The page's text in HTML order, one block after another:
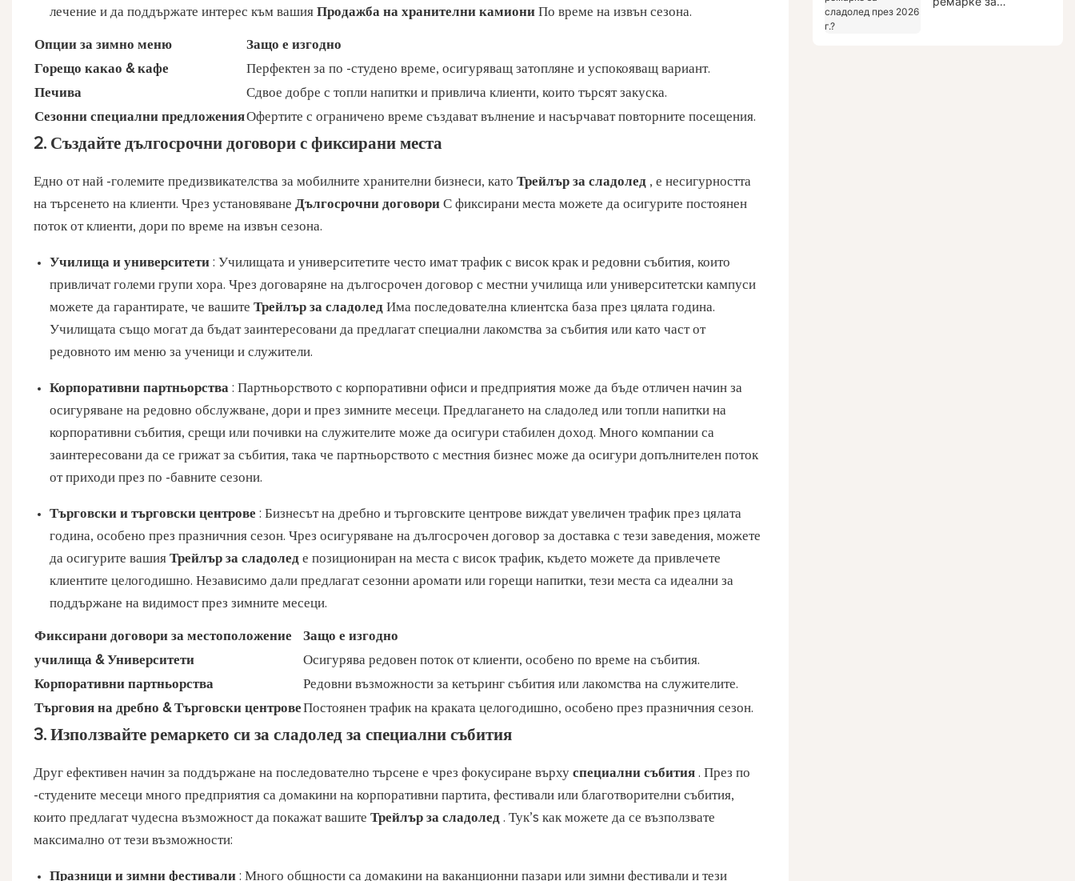
лечение и да поддържате интерес към вашияПродажба на хранителни камиониПо време на извън сезона.
Опции за зимно меню
Защо е изгодно
Горещо какао & кафе
Перфектен за по -студено време, осигуряващ затопляне и успокояващ вариант.
Печива
Сдвое добре с топли напитки и привлича клиенти, които търсят закуска.
Сезонни специални предложенияОфертите с ограничено време създават вълнение и насърчават повторните посещения.
2. Създайте дългосрочни договори с фиксирани места
Едно от най -големите предизвикателства за мобилните хранителни бизнеси, като Трейлър за сладолед , е несигурността
на търсенето на клиенти. Чрез установяване Дългосрочни договори С фиксирани места можете да осигурите постоянен
поток от клиенти, дори по време на извън сезона.
Училища и университети: Училищата и университетите често имат трафик с висок крак и редовни събития, които
привличат големи групи хора. Чрез договаряне на дългосрочен договор с местни училища или университетски кампуси
можете да гарантирате, че вашитеТрейлър за сладоледИма последователна клиентска база през цялата година.
Училищата също могат да бъдат заинтересовани да предлагат специални лакомства за събития или като част от
редовното им меню за ученици и служители.
Корпоративни партньорства: Партньорството с корпоративни офиси и предприятия може да бъде отличен начин за
осигуряване на редовно обслужване, дори и през зимните месеци. Предлагането на сладолед или топли напитки на
корпоративни събития, срещи или почивки на служителите може да осигури стабилен доход. Много компании са
заинтересовани да се грижат за събития, така че партньорството с местния бизнес може да осигури допълнителен поток
от приходи през по -бавните сезони.
Търговски и търговски центрове: Бизнесът на дребно и търговските центрове виждат увеличен трафик през цялата
година, особено през празничния сезон. Чрез осигуряване на дългосрочен договор за доставка с тези заведения, можете
да осигурите вашияТрейлър за сладоледе позициониран на места с висок трафик, където можете да привлечете
клиентите целогодишно. Независимо дали предлагат сезонни аромати или горещи напитки, тези места са идеални за
поддържане на видимост през зимните месеци.
Фиксирани договори за местоположение
Защо е изгодно
училища & Университети
Осигурява редовен поток от клиенти, особено по време на събития.
Корпоративни партньорства
Редовни възможности за кетъринг събития или лакомства на служителите.
Търговия на дребно & Търговски центровеПостоянен трафик на краката целогодишно, особено през празничния сезон.
3. Използвайте ремаркето си за сладолед за специални събития
Друг ефективен начин за поддържане на последователно търсене е чрез фокусиране върху специални събития . През по
-студените месеци много предприятия са домакини на корпоративни партита, фестивали или благотворителни събития,
които предлагат чудесна възможност да покажат вашите Трейлър за сладолед . Тук’s как можете да се възползвате
максимално от тези възможности:
Празници и зимни фестивали: Много общности са домакини на ваканционни пазари или зимни фестивали и тези